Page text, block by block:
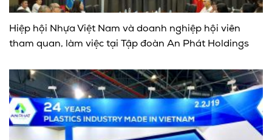
Hiệp hội Nhựa Việt Nam và doanh nghiệp hội viên
tham quan, làm việc tại Tập đoàn An Phát Holdings